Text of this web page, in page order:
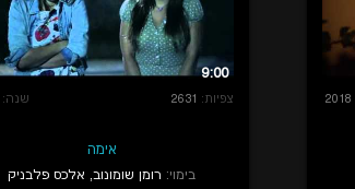
2018
9:00
צפיות: 2631 שנה:
אימה
בימוי: רומן שומונוב, אלכס פלבניק